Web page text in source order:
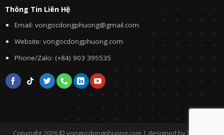
Thông Tin Liên Hệ
Email: vongocdongphuong@gmail.com
Website: vongocdongphuong.com
Phone/Zalo: (+84) 903 395535
Copyright 2026 © vongocdongphuong.com | designed by Tini&Me